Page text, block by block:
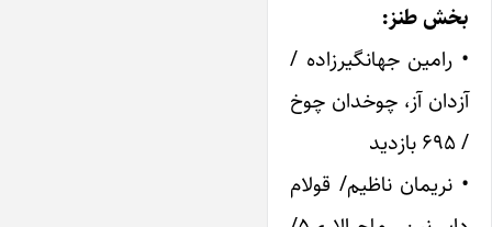
بخش طنز:
• رامین جهانگیرزاده /
آزدان آز، چوخدان چوخ
• نریمان ناظیم/ قولام